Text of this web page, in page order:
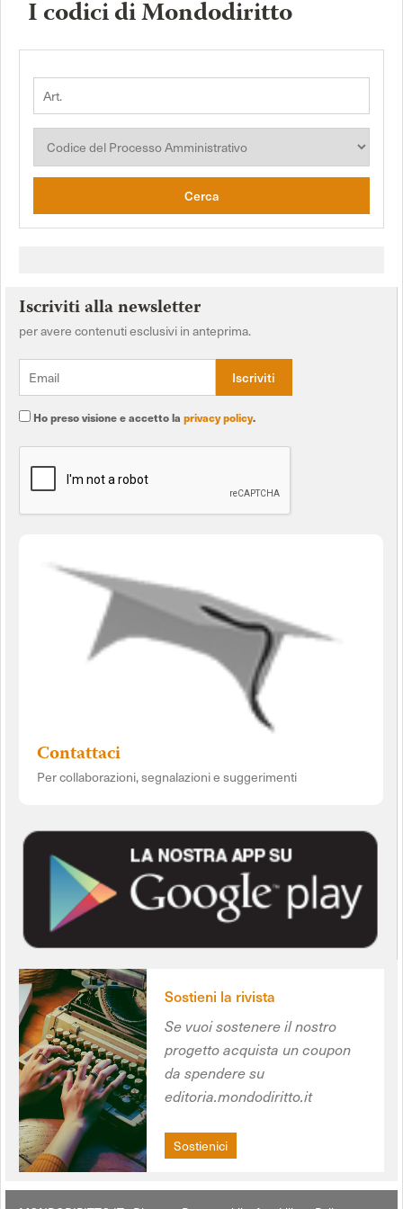
I codici di Mondodiritto
Cerca
Iscriviti alla newsletter
per avere contenuti esclusivi in anteprima.
Ho preso visione e accetto la privacy policy.
Contattaci
Per collaborazioni, segnalazioni e suggerimenti
Sostieni la rivista
Se vuoi sostenere il nostro
progetto acquista un coupon
da spendere su
editoria.mondodiritto.it
Sostienici